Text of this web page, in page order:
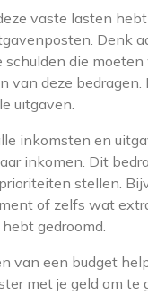
vaste lasten
Denk
schulden die
van deze
uitgaven.
inkomsten en
inkomen. Dit
stellen.
of zelfs wat
gedroomd.
van een budget
met je geld om te